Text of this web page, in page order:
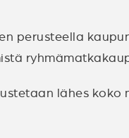
perusteella
lähes koko